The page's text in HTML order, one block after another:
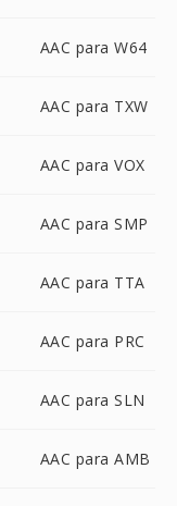
AAC para W64
AAC para TXW
AAC para VOX
AAC para SMP
AAC para TTA
AAC para PRC
AAC para SLN
AAC para AMB